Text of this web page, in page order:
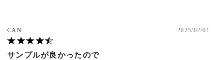
CAN 2025/02/01
サンプルが良かったので